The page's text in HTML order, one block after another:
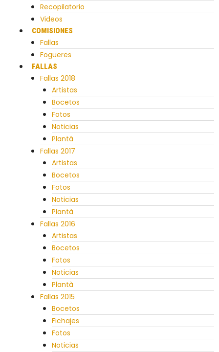
Recopilatorio
Videos
COMISIONES
Fallas
Fogueres
FALLAS
Fallas 2018
Artistas
Bocetos
Fotos
Noticias
Plantá
Fallas 2017
Artistas
Bocetos
Fotos
Noticias
Plantà
Fallas 2016
Artistas
Bocetos
Fotos
Noticias
Plantà
Fallas 2015
Bocetos
Fichajes
Fotos
Noticias